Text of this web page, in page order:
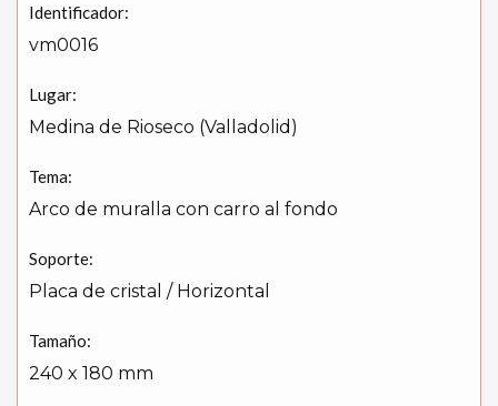
Identificador:
vm0016
Lugar:
Medina de Rioseco (Valladolid)
Tema:
Arco de muralla con carro al fondo
Soporte:
Placa de cristal / Horizontal
Tamaño:
240 x 180 mm